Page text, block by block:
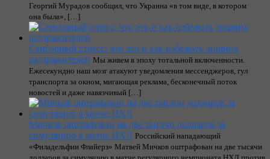
Георгий Мурадов сообщил, что Украина «в том виде, в котором
она была», […]
Сенсорный стресс: что это и как избежать лишних
раздражителей Мы живем в эпоху тотальной включенности.
Ежесекундно наш мозг атакуют уведомления мессенджеров, гул
транспорта за окном, мигающая реклама, бесконечный поток
новостей и даже навязчивый […]
Мичков оштрафован на две тысячи долларов за
симуляцию в матче НХЛ Российский нападающий
«Филадельфии Флайерз» Матвей Мичков оштрафован на две тысячи